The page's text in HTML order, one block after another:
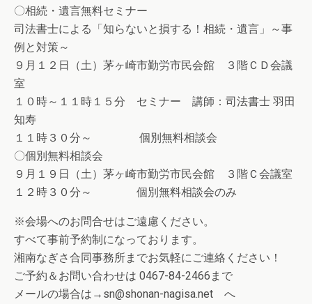
〇相続・遺言無料セミナー
司法書士による「知らないと損する！相続・遺言」～事
例と対策～
９月１２日（土）茅ヶ崎市勤労市民会館 ３階ＣＤ会議
室
１０時～１１時１５分 セミナー 講師：司法書士 羽田
知寿
１１時３０分～ 個別無料相談会
〇個別無料相談会
９月１９日（土）茅ヶ崎市勤労市民会館 ３階Ｃ会議室
１２時３０分～ 個別無料相談会のみ
※会場へのお問合せはご遠慮ください。
すべて事前予約制になっております。
湘南なぎさ合同事務所までお気軽にご連絡ください！
ご予約＆お問い合わせは 0467-84-2466まで
メールの場合は→sn@shonan-nagisa.net へ